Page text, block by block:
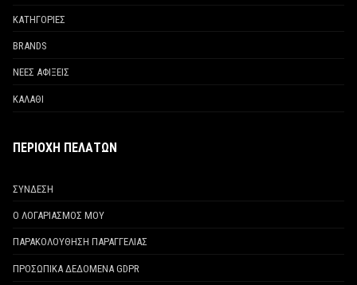
ΚΑΤΗΓΟΡΙΕΣ
BRANDS
ΝΕΕΣ ΑΦΙΞΕΙΣ
ΚΑΛΑΘΙ
ΠΕΡΙΟΧΗ ΠΕΛΑΤΩΝ
ΣΥΝΔΕΣΗ
Ο ΛΟΓΑΡΙΑΣΜΟΣ ΜΟΥ
ΠΑΡΑΚΟΛΟΥΘΗΣΗ ΠΑΡΑΓΓΕΛΙΑΣ
ΠΡΟΣΩΠΙΚΑ ΔΕΔΟΜΕΝΑ GDPR